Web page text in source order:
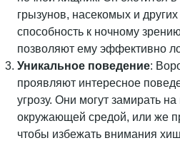
грызунов, насекомых и
способность к ночному
позволяют ему эффективно
Уникальное поведение:
проявляют интересное
угрозу. Они могут замирать
окружающей средой, или же
чтобы избежать внимания